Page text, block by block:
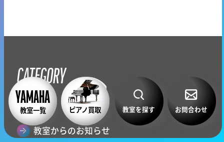
教室を探す お問合わせ
教室一覧 ピアノ買取
CATEGORY
全て
教室からのお知らせ